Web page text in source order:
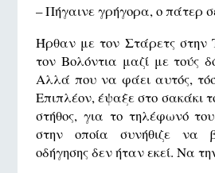
– Πήγαινε γρήγορα, ο πάτερ
Ήρθαν με τον Στάρετς
τον Βολόντια μαζί με τούς
Αλλά που να φάει αυτός,
Επιπλέον, έψαξε στο σακάκι
στήθος, για το τηλέφωνό
στην οποία συνήθιζε να
οδήγησης δεν ήταν εκεί. Να